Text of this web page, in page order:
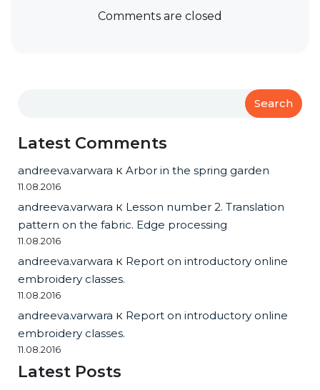
Comments are closed
Search
Latest Comments
andreeva.varwara к Arbor in the spring garden
11.08.2016
andreeva.varwara к Lesson number 2. Translation
pattern on the fabric. Edge processing
11.08.2016
andreeva.varwara к Report on introductory online
embroidery classes.
11.08.2016
andreeva.varwara к Report on introductory online
embroidery classes.
11.08.2016
Latest Posts